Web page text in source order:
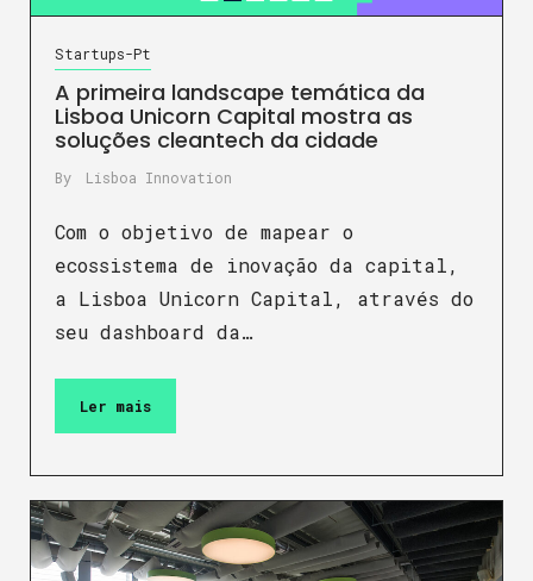
Startups-Pt
A primeira landscape temática da
Lisboa Unicorn Capital mostra as
soluções cleantech da cidade
By Lisboa Innovation
Com o objetivo de mapear o
ecossistema de inovação da capital,
a Lisboa Unicorn Capital, através do
seu dashboard da…
Ler mais